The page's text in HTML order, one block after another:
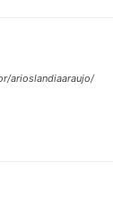
arioslandiaaraujo/